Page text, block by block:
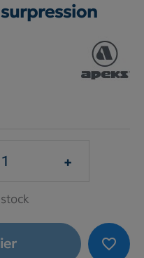
+
favorite_border